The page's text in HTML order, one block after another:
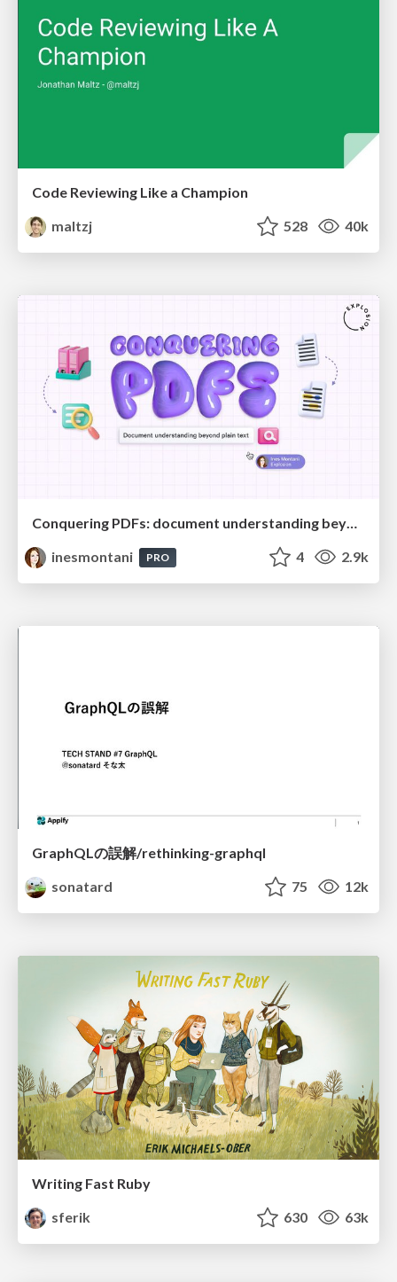
Code Reviewing Like a Champion
maltzj
528 40k
Conquering PDFs: document understanding beyond plain text
inesmontani
PRO 4 2.9k
GraphQLの誤解/rethinking-graphql
sonatard
75 12k
Writing Fast Ruby
sferik
630 63k